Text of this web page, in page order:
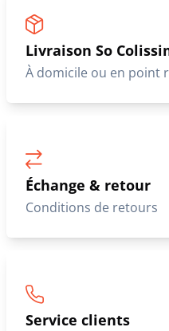
Livraison So
À domicile ou en point
Échange & retour
Conditions de retours
Service clients